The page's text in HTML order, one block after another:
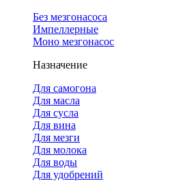
Без мезгонасоса
Импеллерные
Моно мезгонасос
Назначение
Для самогона
Для масла
Для сусла
Для вина
Для мезги
Для молока
Для воды
Для удобрений